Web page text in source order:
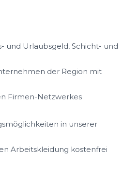
und Urlaubsgeld, Schicht- und
der Region mit
Firmen-Netzwerkes
in unserer
Arbeitskleidung kostenfrei